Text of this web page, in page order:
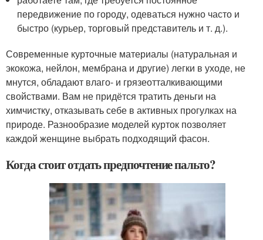
передвижение по городу, одеваться нужно часто и
быстро (курьер, торговый представитель и т. д.).
Современные курточные материалы (натуральная и
экокожа, нейлон, мембрана и другие) легки в уходе, не
мнутся, обладают влаго- и грязеотталкивающими
свойствами. Вам не придётся тратить деньги на
химчистку, отказывать себе в активных прогулках на
природе. Разнообразие моделей курток позволяет
каждой женщине выбрать подходящий фасон.
Когда стоит отдать предпочтение пальто?